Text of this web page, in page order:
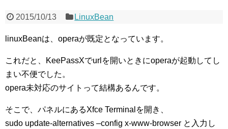
2015/10/13 LinuxBean
linuxBeanは、operaが既定となっています。
これだと、KeePassXでurlを開いときにoperaが起動してし
まい不便でした。
opera未対応のサイトって結構あるんです。
そこで、パネルにあるXfce Terminalを開き、
sudo update-alternatives –config x-www-browser と入力し